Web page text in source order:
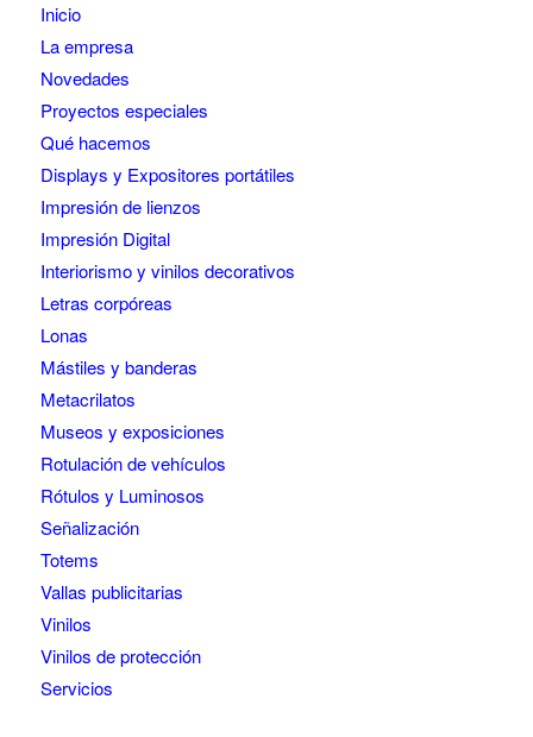
Inicio
La empresa
Novedades
Proyectos especiales
Qué hacemos
Displays y Expositores portátiles
Impresión de lienzos
Impresión Digital
Interiorismo y vinilos decorativos
Letras corpóreas
Lonas
Mástiles y banderas
Metacrilatos
Museos y exposiciones
Rotulación de vehículos
Rótulos y Luminosos
Señalización
Totems
Vallas publicitarias
Vinilos
Vinilos de protección
Servicios